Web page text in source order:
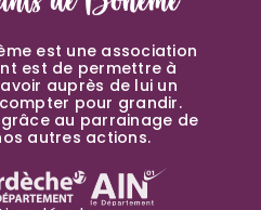
est une association
est de permettre à
auprès de lui un
pour grandir.
au parrainage de
autres actions.